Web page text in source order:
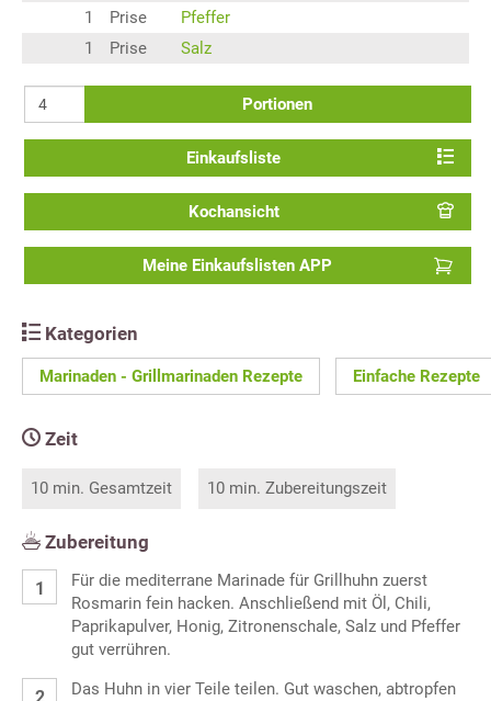
1
Prise
Pfeffer
1
Prise Salz
Portionen
Einkaufsliste
Kochansicht
Meine Einkaufslisten APP
Kategorien
Marinaden - Grillmarinaden Rezepte Einfache Rezepte
Zeit
10 min. Gesamtzeit 10 min. Zubereitungszeit
Zubereitung
Für die mediterrane Marinade für Grillhuhn zuerst
Rosmarin fein hacken. Anschließend mit Öl, Chili,
Paprikapulver, Honig, Zitronenschale, Salz und Pfeffer
gut verrühren.
Das Huhn in vier Teile teilen. Gut waschen, abtropfen